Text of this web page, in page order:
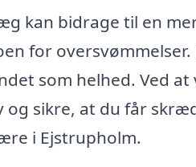
kan bidrage til en
for
som helhed. Ved
og sikre, at du får
i Ejstrupholm.